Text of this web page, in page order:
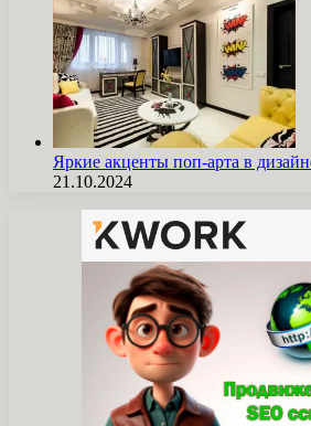
Яркие акценты поп-арта в
21.10.2024